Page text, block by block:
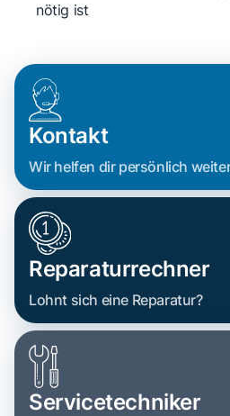
nötig ist
Kontakt
Wir helfen dir persönlich
Reparaturrechner
Lohnt sich eine Reparatur?
Servicetechniker